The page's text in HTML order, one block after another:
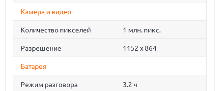
Камера и видео
Количество пикселей 1 млн. пикс.
Разрешение 1152 x 864
Батарея
Режим разговора 3.2 ч